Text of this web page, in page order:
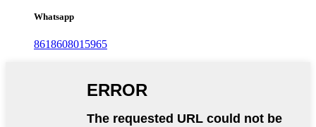
Whatsapp
8618608015965